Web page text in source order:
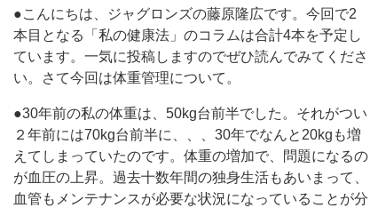
●こんにちは、ジャグロンズの藤原隆広です。今回で2
本目となる「私の健康法」のコラムは合計4本を予定し
ています。一気に投稿しますのでぜひ読んでみてくださ
い。さて今回は体重管理について。
●30年前の私の体重は、50kg台前半でした。それがつい
２年前には70kg台前半に、、、30年でなんと20kgも増
えてしまっていたのです。体重の増加で、問題になるの
が血圧の上昇。過去十数年間の独身生活もあいまって、
血管もメンテナンスが必要な状況になっていることが分